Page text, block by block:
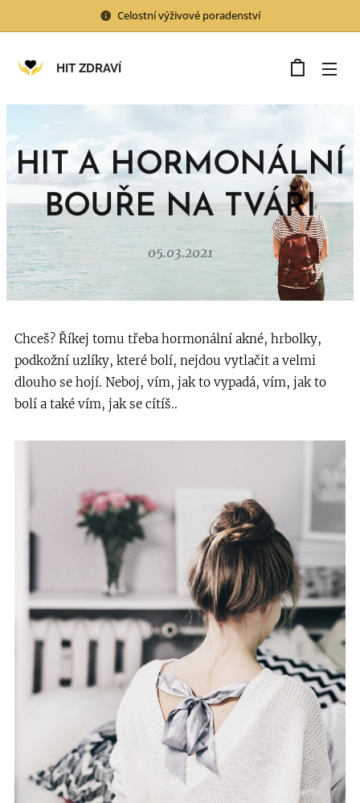
Celostní výživové poradenství
HIT ZDRAVÍ
HIT A HORMONÁLNÍ
BOUŘE NA TVÁŘI
05.03.2021
Chceš? Říkej tomu třeba hormonální akné, hrbolky,
podkožní uzlíky, které bolí, nejdou vytlačit a velmi
dlouho se hojí. Neboj, vím, jak to vypadá, vím, jak to
bolí a také vím, jak se cítíš..